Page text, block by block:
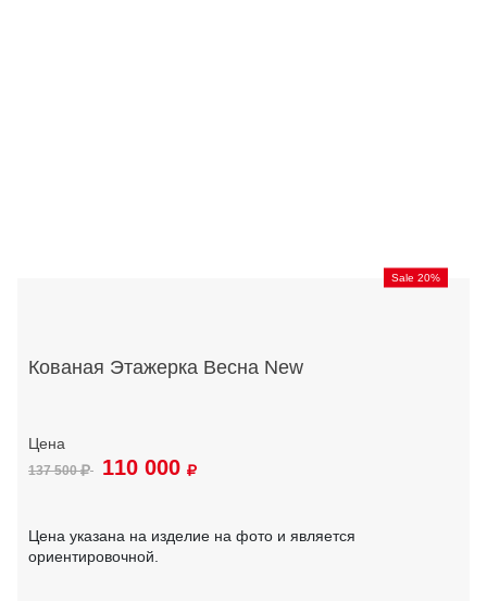
Sale 20%
Кованая Этажерка Весна New
137 500 110 000
Цена указана на изделие на фото и является
ориентировочной.